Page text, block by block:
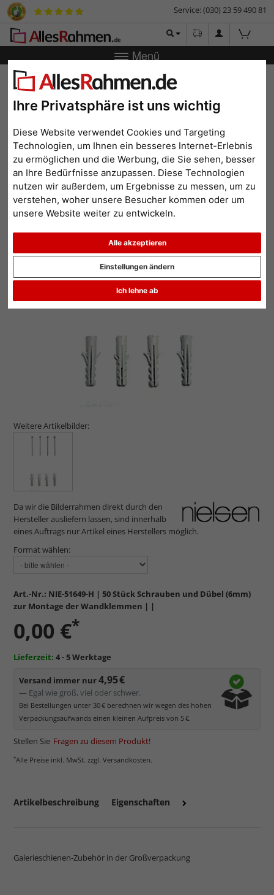
Ihre Privatsphäre ist uns wichtig
Diese Website verwendet Cookies und Targeting
Technologien, um Ihnen ein besseres Internet-Erlebnis
zu ermöglichen und die Werbung, die Sie sehen, besser
an Ihre Bedürfnisse anzupassen. Diese Technologien
nutzen wir außerdem, um Ergebnisse zu messen, um zu
verstehen, woher unsere Besucher kommen oder um
unsere Website weiter zu entwickeln.
Alle akzeptieren
Ich lehne ab
Einstellungen ändern
Service: (030) 23 59 490 81
Menü
Zurück Bilderrahmen-Shop Marken
Schrauben und Dübel (6mm) zur Montage der Wandklemmen
50 Stück Schrauben und
Dübel (6mm) zur Montage
der Wandklemmen
Weitere Artikelbilder:
Da wir die Bilderrahmen direkt durch den
Hersteller ausliefern lassen, sind innerhalb
eines Auftrags nur Artikel eines Herstellers möglich.
Format wählen:
Art.-Nr.: NIE-51649-H | 50 Stück Schrauben und Dübel (6mm)
zur Montage der Wandklemmen | |
0,00 €*
Lieferzeit: 4 - 5 Werktage
Versand immer nur4,95 €
— Egal wie groß, viel oder schwer.
Bei Bestellungen unter 30 € berechnen wir wegen des hohen
Verpackungsaufwands einen kleinen Aufpreis von 5 €.
Stellen Sie Fragen zu diesem Produkt!
*Alle Preise inkl. MwSt. zzgl. Versandkosten.
Artikelbeschreibung Eigenschaften
Galerieschienen-Zubehör in der Großverpackung